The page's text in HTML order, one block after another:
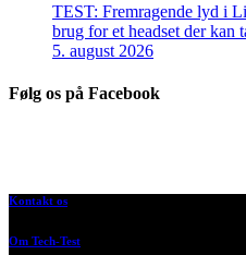
TEST: Fremragende lyd i
brug for et headset der kan
5. august 2026
Følg os på Facebook
Kontakt os
Om Tech-Test